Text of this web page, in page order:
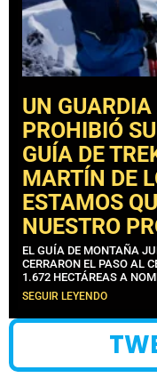
UN
PROHIBIÓ
GUÍA DE
MARTÍN DE
ESTAMOS
NUESTRO
EL GUÍA DE MONTAÑA
CERRARON EL PASO AL
1.672 HECTÁREAS A
SEGUIR LEYENDO